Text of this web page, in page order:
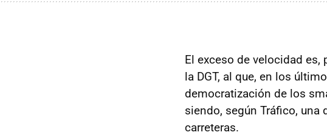
El exceso de velocidad
la DGT, al que, en los
democratización de los
siendo, según Tráfico,
carreteras.